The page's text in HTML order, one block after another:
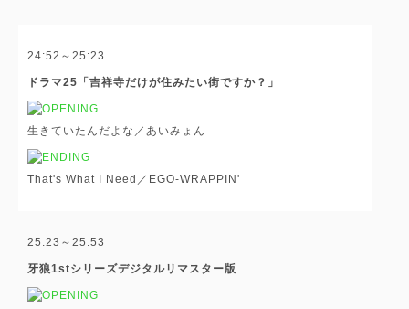
24:52～25:23
ドラマ25「吉祥寺だけが住みたい街ですか？」
生きていたんだよな／あいみょん
That's What I Need／EGO-WRAPPIN'
25:23～25:53
牙狼1stシリーズデジタルリマスター版